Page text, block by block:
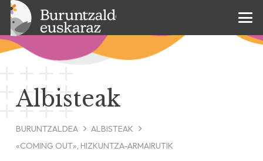
Albisteak
BURUNTZALDEA
ALBISTEAK
«COMING OUT», HIZKUNTZA-ARMAIRUTIK